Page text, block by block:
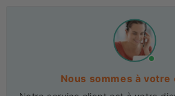
Nous sommes à votre